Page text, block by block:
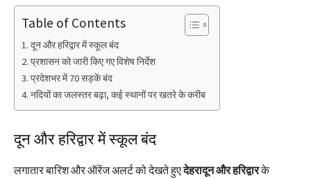
Table of Contents
दून और हरिद्वार में स्कूल बंद
प्रशासन को जारी किए गए विशेष निर्देश
प्रदेशभर में 70 सड़कें बंद
नदियों का जलस्तर बढ़ा, कई स्थानों पर खतरे के करीब
दून और हरिद्वार में स्कूल बंद
लगातार बारिश और ऑरेंज अलर्ट को देखते हुएदेहरादून और हरिद्वारके